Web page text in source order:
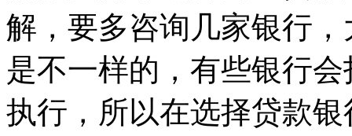
解，要多咨询几家银行
是不一样的，有些银行
执行，所以在选择贷款